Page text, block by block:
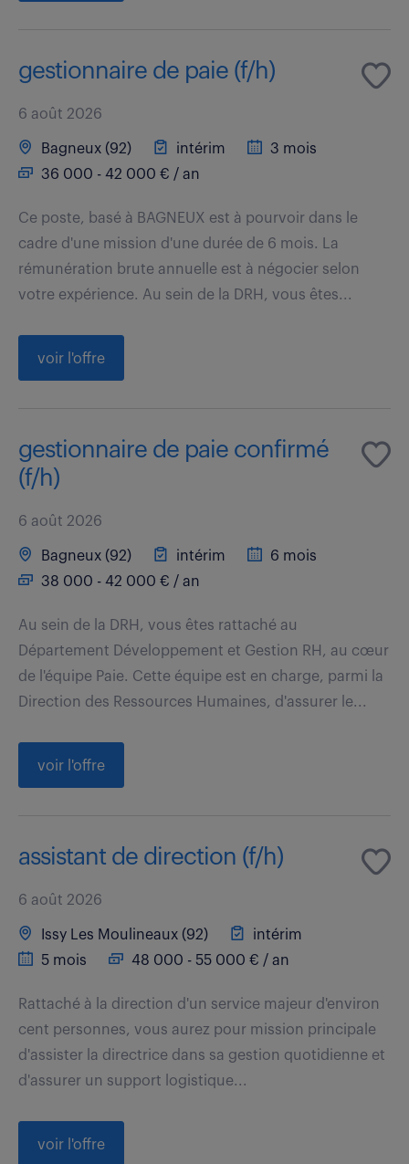
gestionnaire de paie (f/h)
6 août 2026
Bagneux (92) intérim
3 mois
36 000 - 42 000 € / an
Ce poste, basé à BAGNEUX est à pourvoir dans le
cadre d'une mission d'une durée de 6 mois. La
rémunération brute annuelle est à négocier selon
votre expérience. Au sein de la DRH, vous êtes...
voir l'offre
gestionnaire de paie confirmé
(f/h)
6 août 2026
Bagneux (92) intérim
6 mois
38 000 - 42 000 € / an
Au sein de la DRH, vous êtes rattaché au
Département Développement et Gestion RH, au cœur
de l'équipe Paie. Cette équipe est en charge, parmi la
Direction des Ressources Humaines, d'assurer le...
voir l'offre
assistant de direction (f/h)
6 août 2026
Issy Les Moulineaux (92)
intérim
5 mois
48 000 - 55 000 € / an
Rattaché à la direction d'un service majeur d'environ
cent personnes, vous aurez pour mission principale
d'assister la directrice dans sa gestion quotidienne et
d'assurer un support logistique...
voir l'offre